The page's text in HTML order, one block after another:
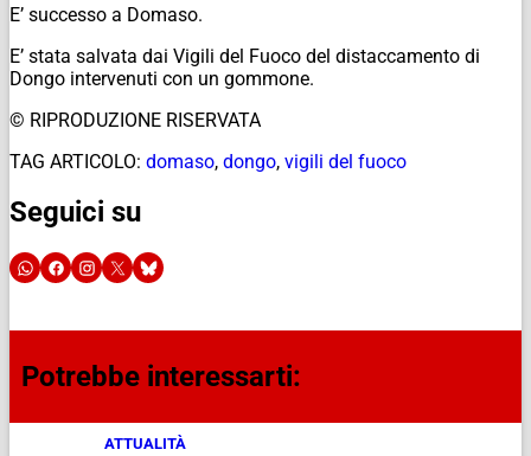
E’ successo a Domaso.
E’ stata salvata dai Vigili del Fuoco del distaccamento di
Dongo intervenuti con un gommone.
© RIPRODUZIONE RISERVATA
TAG ARTICOLO: domaso, dongo, vigili del fuoco
Seguici su
Potrebbe interessarti:
ATTUALITÀ